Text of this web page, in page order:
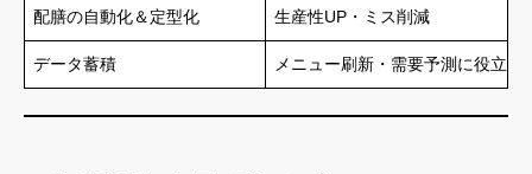
配膳の自動化＆定型化 生産性UP・ミス削減
データ蓄積 メニュー刷新・需要予測に役立つ